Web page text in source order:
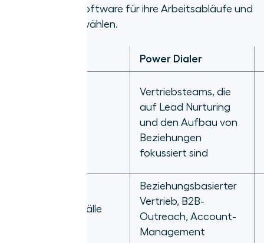
richtige Dialer-Software für ihre Arbeitsabläufe und
Teamgröße zu wählen.
Power Dialer
Vertriebsteams, die
auf Lead Nurturing
und den Aufbau von
Beziehungen
fokussiert sind
Anwendungsfälle
Beziehungsbasierter
Vertrieb, B2B-
Outreach, Account-
Management